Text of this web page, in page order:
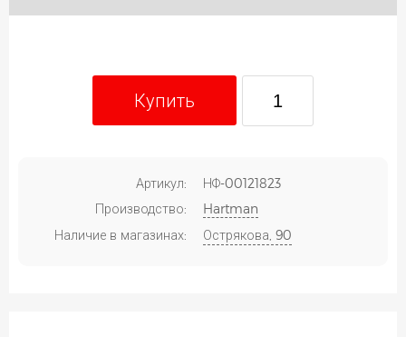
Купить
Артикул:
НФ-00121823
Производство:
Hartman
Наличие в магазинах:
Острякова, 90